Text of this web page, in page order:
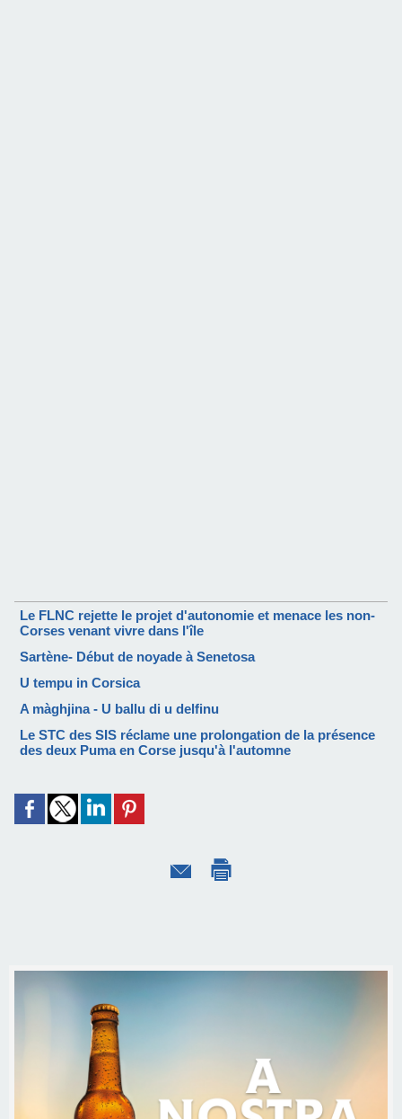
Le FLNC rejette le projet d'autonomie et menace les non-
Corses venant vivre dans l'île
Sartène- Début de noyade à Senetosa
U tempu in Corsica
A màghjina - U ballu di u delfinu
Le STC des SIS réclame une prolongation de la présence
des deux Puma en Corse jusqu'à l'automne